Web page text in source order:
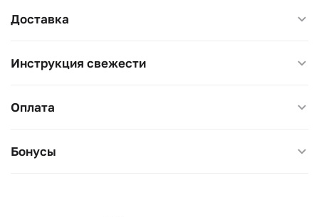
Доставка
Инструкция свежести
Оплата
Бонусы